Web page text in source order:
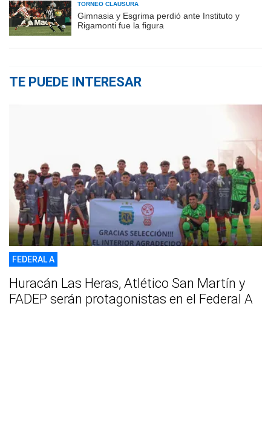
TORNEO CLAUSURA
Gimnasia y Esgrima perdió ante Instituto y
Rigamonti fue la figura
TE PUEDE INTERESAR
FEDERAL A
Huracán Las Heras, Atlético San Martín y
FADEP serán protagonistas en el Federal A